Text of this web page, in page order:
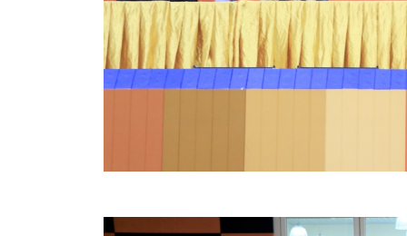
ศูนย์อำนวยการการเลือกตั้ง สมาชิกสภาและนายก
งานแผนการบริหารจัดการความเสี่ยงของ อบจ.สุพร